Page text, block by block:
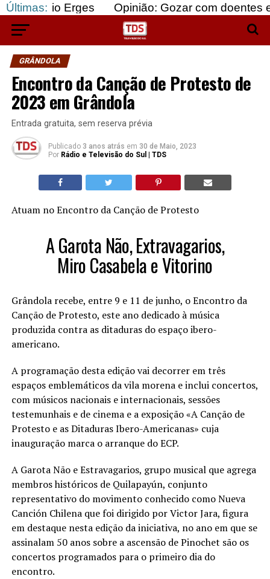
Últimas:
Erges Opinião: Gozar com doentes e bajular
GRÂNDOLA
Encontro da Canção de Protesto de
2023 em Grândola
Entrada gratuita, sem reserva prévia
Publicado 3 anos atrás em 30 de Maio, 2023
Por Rádio e Televisão do Sul | TDS
Atuam no Encontro da Canção de Protesto
A Garota Não, Extravagarios,
Miro Casabela e Vitorino
Grândola recebe, entre 9 e 11 de junho, o Encontro da
Canção de Protesto, este ano dedicado à música
produzida contra as ditaduras do espaço ibero-
americano.
A programação desta edição vai decorrer em três
espaços emblemáticos da vila morena e inclui concertos,
com músicos nacionais e internacionais, sessões
testemunhais e de cinema e a exposição «A Canção de
Protesto e as Ditaduras Ibero-Americanas» cuja
inauguração marca o arranque do ECP.
A Garota Não e Estravagarios, grupo musical que agrega
membros históricos de Quilapayún, conjunto
representativo do movimento conhecido como Nueva
Canción Chilena que foi dirigido por Victor Jara, figura
em destaque nesta edição da iniciativa, no ano em que se
assinalam 50 anos sobre a ascensão de Pinochet são os
concertos programados para o primeiro dia do
encontro.